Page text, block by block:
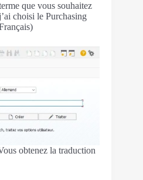
que vous souhaitez
choisi le Purchasing
obtenez la traduction